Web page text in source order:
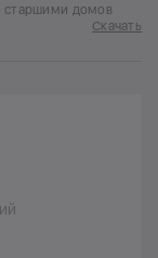
старшими домов
Скачать